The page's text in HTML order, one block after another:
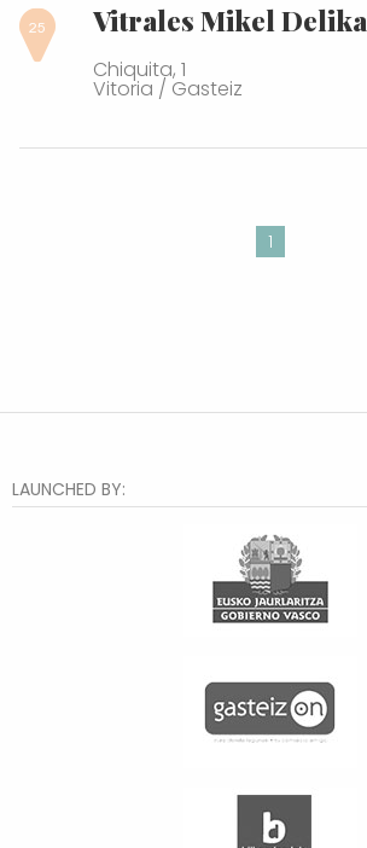
Vitrales Mikel Delika
Chiquita, 1
Vitoria / Gasteiz
1
LAUNCHED BY: